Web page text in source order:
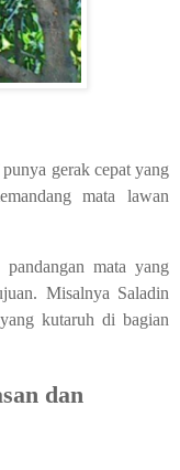
gerak cepat yang
mata lawan
mata yang
Misalnya Saladin
kutaruh di bagian
dan